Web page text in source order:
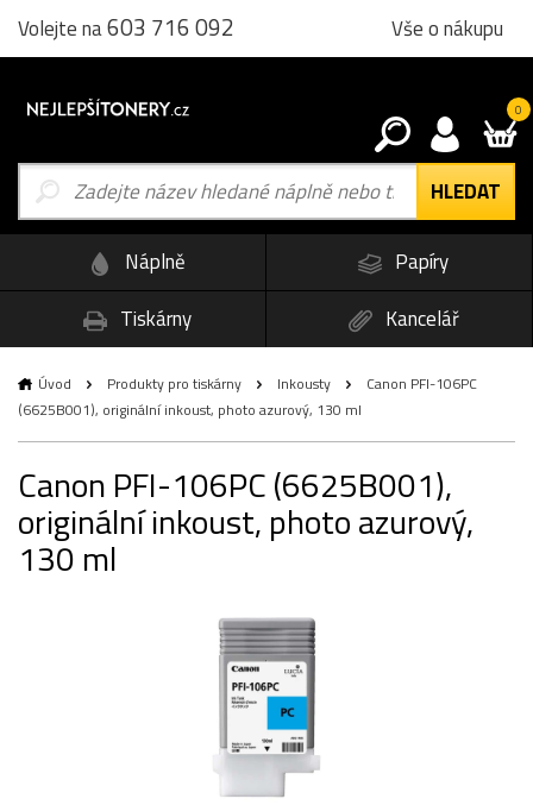
Volejte na603 716 092 Vše o nákupu
0
Náplně
Papíry
Tiskárny
Kancelář
Úvod Produkty pro tiskárny Inkousty
Canon PFI-106PC
(6625B001), originální inkoust, photo azurový, 130 ml
Canon PFI-106PC (6625B001),
originální inkoust, photo azurový,
130 ml